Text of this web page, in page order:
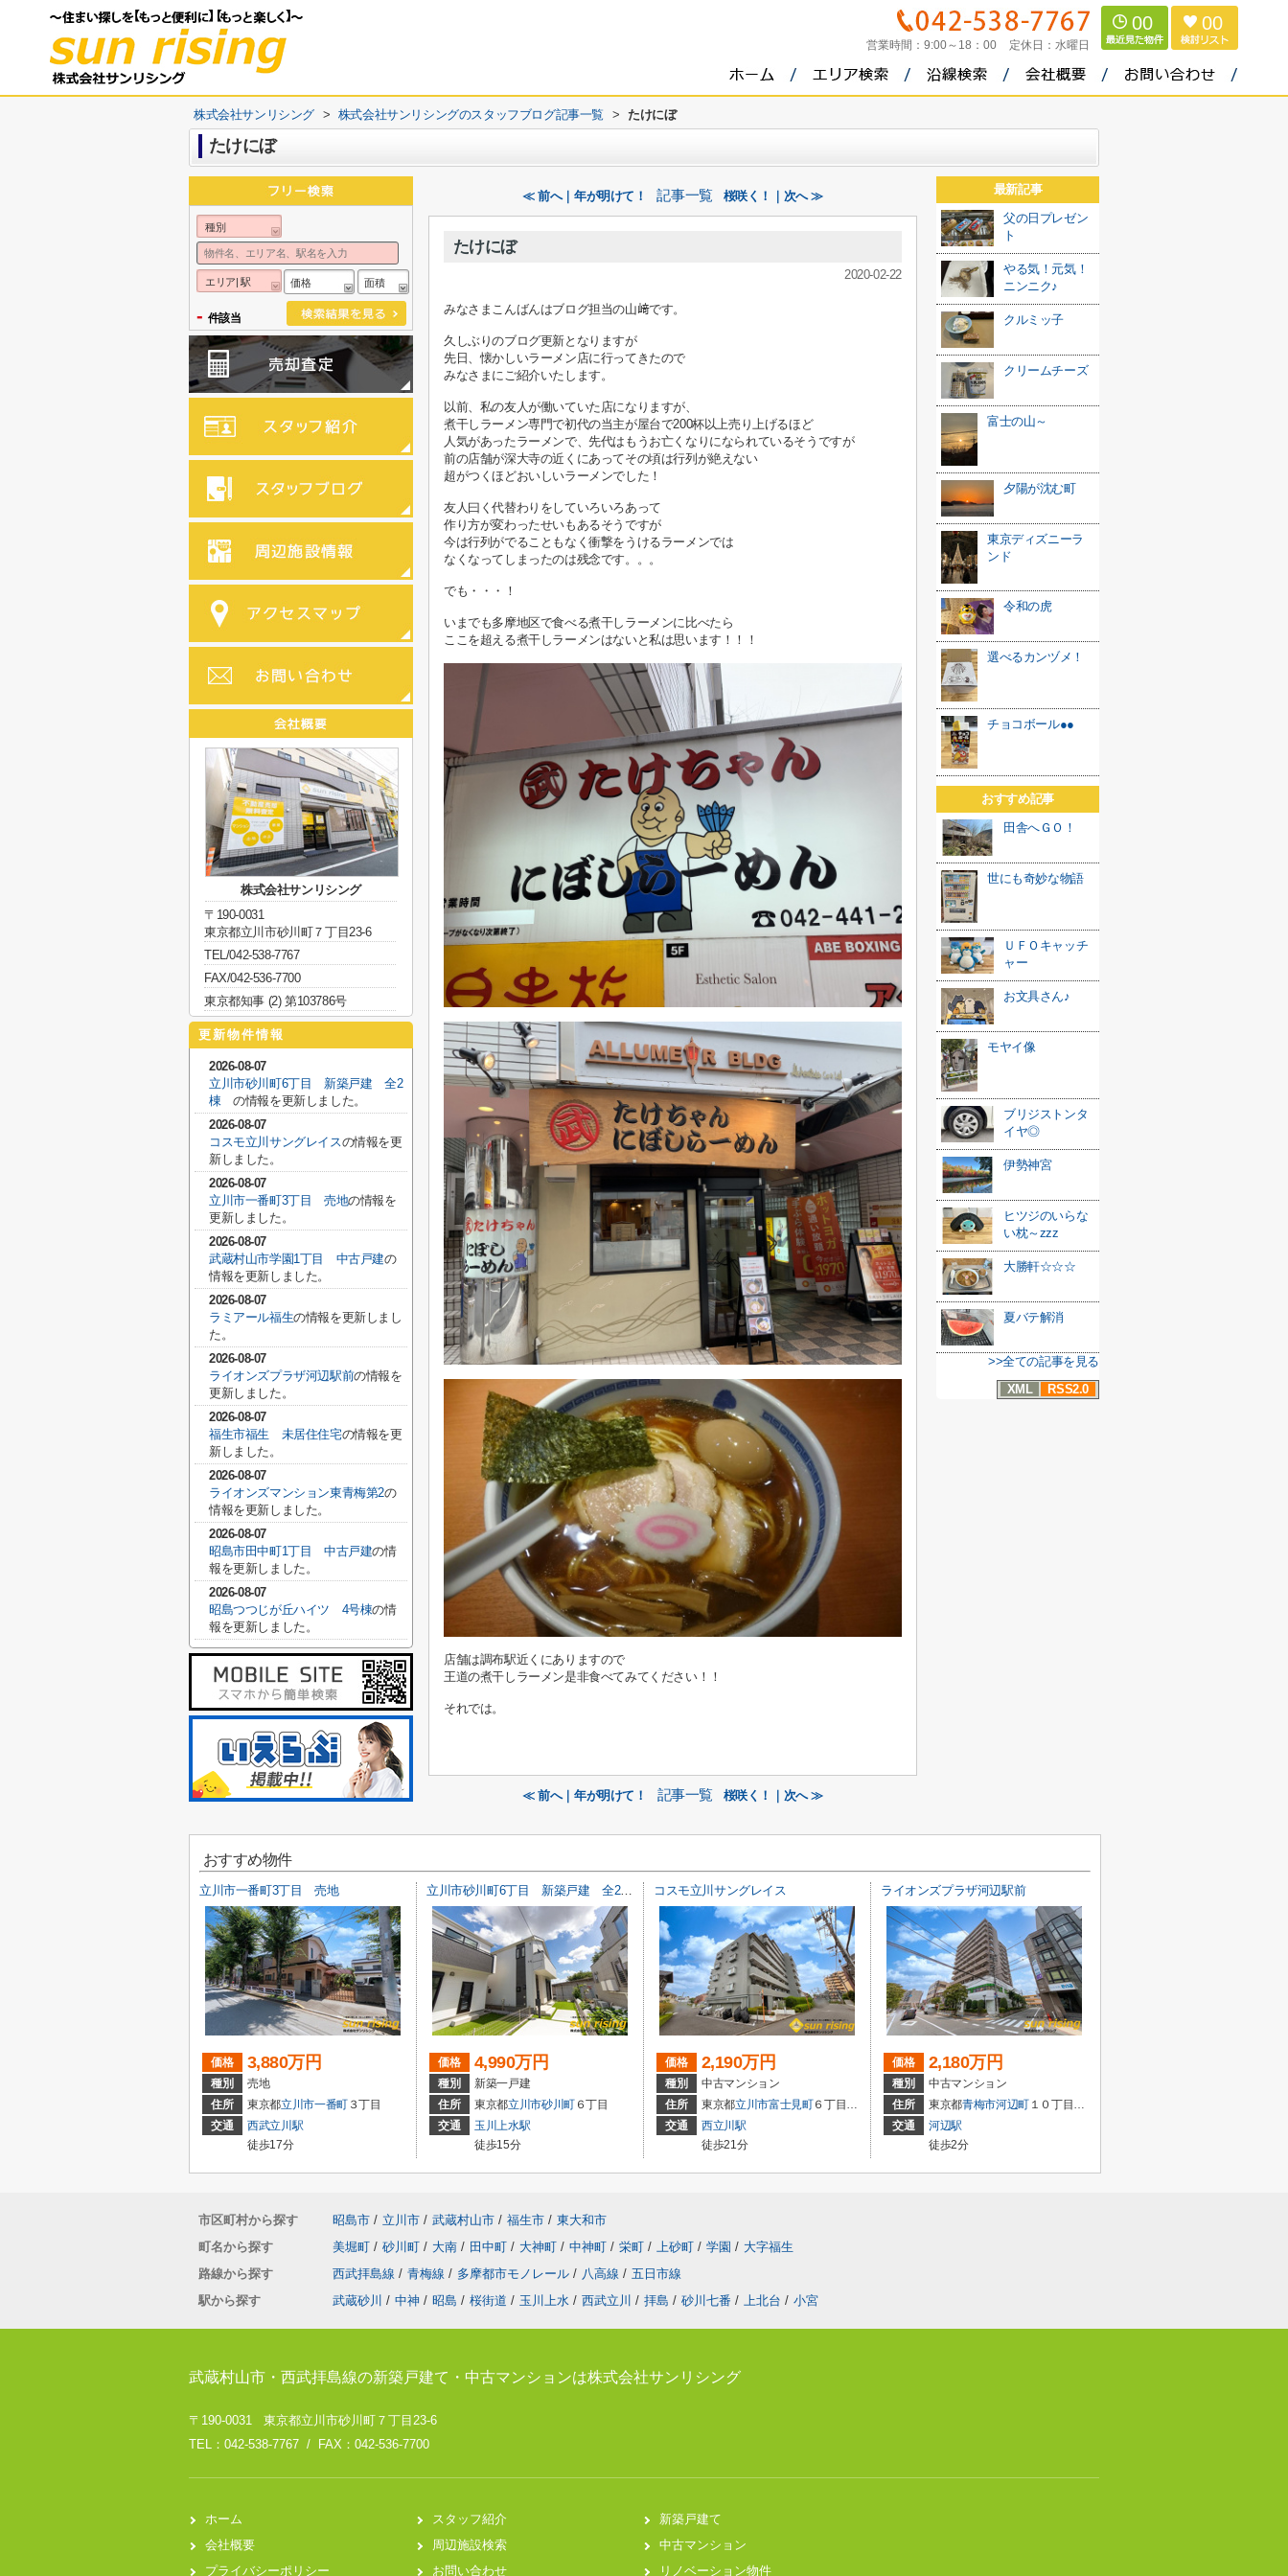
営業時間： 9:00～18：00 定休日： 水曜日
00 00
株式会社サンリシング > 株式会社サンリシングのスタッフブログ記事一覧 > たけにぼ
たけにぼ
≪ 前へ｜年が明けて！ 記事一覧 桜咲く！｜次へ ≫
たけにぼ
2020-02-22
みなさまこんばんはブログ担当の山﨑です。
久しぶりのブログ更新となりますが
先日、懐かしいラーメン店に行ってきたので
みなさまにご紹介いたします。
以前、私の友人が働いていた店になりますが、
煮干しラーメン専門で初代の当主が屋台で200杯以上売り上げるほど
人気があったラーメンで、先代はもうお亡くなりになられているそうですが
前の店舗が深大寺の近くにあってその頃は行列が絶えない
超がつくほどおいしいラーメンでした！
友人曰く代替わりをしていろいろあって
作り方が変わったせいもあるそうですが
今は行列がでることもなく衝撃をうけるラーメンでは
なくなってしまったのは残念です。。。
でも・・・！
いまでも多摩地区で食べる煮干しラーメンに比べたら
ここを超える煮干しラーメンはないと私は思います！！！
店舗は調布駅近くにありますので
王道の煮干しラーメン是非食べてみてください！！
それでは。
≪ 前へ｜年が明けて！ 記事一覧 桜咲く！｜次へ ≫
最新記事
父の日プレゼン
ト
やる気！元気！
ニンニク♪
クルミッ子
クリームチーズ
富士の山～
夕陽が沈む町
東京ディズニーラ
ンド
令和の虎
選べるカンヅメ！
チョコボール●●
おすすめ記事
田舎へＧＯ！
世にも奇妙な物語
ＵＦＯキャッチ
ャー
お文具さん♪
モヤイ像
ブリジストンタ
イヤ◎
伊勢神宮
ヒツジのいらな
い枕～zzz
大勝軒☆☆☆
夏バテ解消
>>全ての記事を見る
XML
RSS2.0
種別
エリア| 駅 価格 面積
- 件該当
株式会社サンリシング
〒190-0031
東京都立川市砂川町７丁目23-6
TEL/042-538-7767
FAX/042-536-7700
東京都知事 (2) 第103786号
更新物件情報
2026-08-07
立川市砂川町6丁目 新築戸建 全2
棟の情報を更新しました。
2026-08-07
コスモ立川サングレイスの情報を更
新しました。
2026-08-07
立川市一番町3丁目 売地の情報を
更新しました。
2026-08-07
武蔵村山市学園1丁目 中古戸建の
情報を更新しました。
2026-08-07
ラミアール福生の情報を更新しまし
た。
2026-08-07
ライオンズプラザ河辺駅前の情報を
更新しました。
2026-08-07
福生市福生 未居住住宅の情報を更
新しました。
2026-08-07
ライオンズマンション東青梅第2の
情報を更新しました。
2026-08-07
昭島市田中町1丁目 中古戸建の情
報を更新しました。
2026-08-07
昭島つつじが丘ハイツ 4号棟の情
報を更新しました。
おすすめ物件
立川市一番町3丁目 売地
価格 3,880万円
種別
売地
住所
東京都立川市一番町３丁目
交通
西武立川駅
徒歩17分
立川市砂川町6丁目 新築戸建 全2棟
価格 4,990万円
種別
新築一戸建
住所
東京都立川市砂川町６丁目
交通
玉川上水駅
徒歩15分
コスモ立川サングレイス
価格 2,190万円
種別
中古マンション
住所
東京都立川市富士見町６丁目38-8
交通
西立川駅
徒歩21分
ライオンズプラザ河辺駅前
価格 2,180万円
種別
中古マンション
住所
東京都青梅市河辺町１０丁目1-5
交通
河辺駅
徒歩2分
市区町村から探す 昭島市 / 立川市 / 武蔵村山市 / 福生市 / 東大和市
町名から探す
美堀町 / 砂川町 / 大南 / 田中町 / 大神町 / 中神町 / 栄町 / 上砂町 / 学園 / 大字福生
路線から探す
西武拝島線 / 青梅線 / 多摩都市モノレール / 八高線 / 五日市線
駅から探す
武蔵砂川 / 中神 / 昭島 / 桜街道 / 玉川上水 / 西武立川 / 拝島 / 砂川七番 / 上北台 / 小宮
武蔵村山市・西武拝島線の新築戸建て・中古マンションは株式会社サンリシング
〒190-0031 東京都立川市砂川町７丁目23-6
TEL：042-538-7767 / FAX：042-536-7700
ホーム
会社概要
プライバシーポリシー
スタッフ紹介
周辺施設検索
お問い合わせ
新築戸建て
中古マンション
リノベーション物件